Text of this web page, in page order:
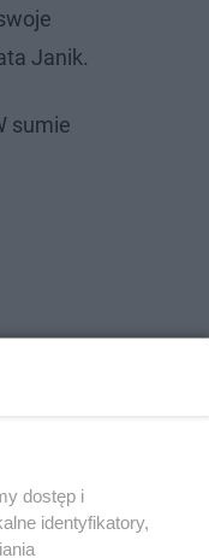
Janik.
sumie
dostęp i
identyfikatory,